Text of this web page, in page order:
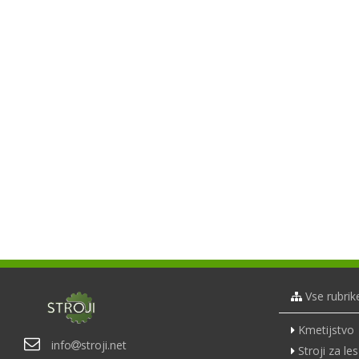
info stroji.net
Vse
Kmetijstvo
Stroji za les